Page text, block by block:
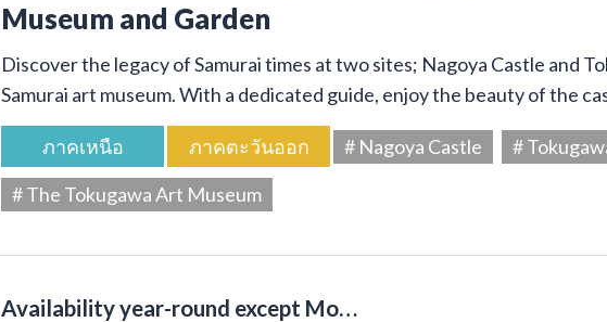
Museum and Garden
Discover the legacy of Samurai times at two sites; Nagoya Castle and
Samurai art museum. With a dedicated guide, enjoy the beauty of the
ภาคเหนือ ภาคตะวันออก # Nagoya Castle
#
# The Tokugawa Art Museum
Availability year-round except Mo…